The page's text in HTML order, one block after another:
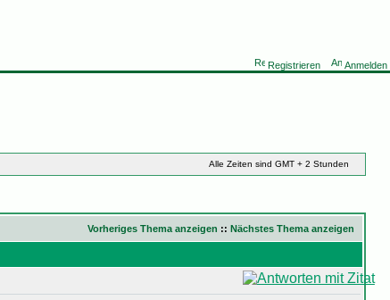
Registrieren Anmelden
Alle Zeiten sind GMT + 2 Stunden
Vorheriges Thema anzeigen :: Nächstes Thema anzeigen